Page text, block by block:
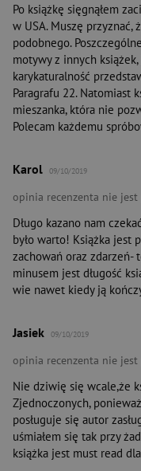
Po książkę sięgnąłem
w USA. Muszę przyznać,
podobnego.
motywy z innych
karykaturalność
Paragrafu 22. Natomiast
mieszanka, która nie
Polecam każdemu
Karol 09/10/2019
opinia recenzenta nie
Długo kazano nam
było warto! Książka jest
zachowań oraz
minusem jest długość
wie nawet kiedy ją
Jasiek 09/10/2019
opinia recenzenta nie
Nie dziwię się wcale,że
Zjednoczonych,
posługuje się autor
uśmiałem się tak przy
książka jest must read